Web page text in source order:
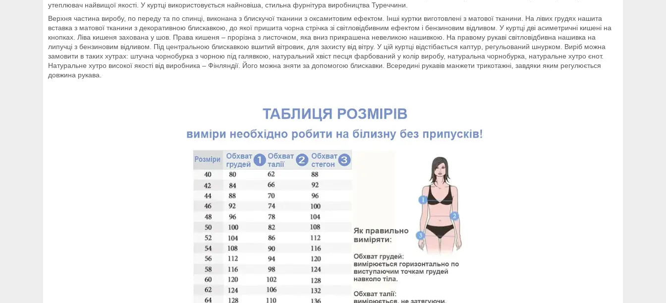
утеплювач найвищої якості. У куртці використовується найновіша, стильна фурнітура виробництва Туреччини.
Верхня частина виробу, по переду та по спинці, виконана з блискучої тканини з оксамитовим ефектом. Інші куртки виготовлені з матової тканини. На лівих грудях нашита
вставка з матової тканини з декоративною блискавкою, до якої пришита чорна стрічка зі світловідбивним ефектом і бензиновим відливом. У куртці дві асиметричні кишені на
кнопках. Ліва кишеня захована у шов. Права кишеня – прорізна з листочком, яка вниз прикрашена невеликою нашивкою. На правому рукаві світловідбивна нашивка на
липучці з бензиновим відливом. Під центральною блискавкою вшитий вітровик, для захисту від вітру. У цій куртці відстібається каптур, регульований шнурком. Виріб можна
замовити в таких хутрах: штучна чорнобурка з чорною під галявкою, натуральний хвіст песця фарбований у колір виробу, натуральна чорнобурка, натуральне хутро єнот.
Натуральне хутро високої якості від виробника – Фінляндії. Його можна зняти за допомогою блискавки. Всередині рукавів манжети трикотажні, завдяки яким регулюється
довжина рукава.